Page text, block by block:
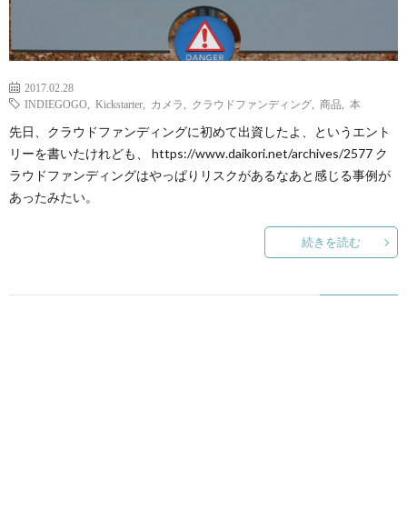
2017.02.28
INDIEGOGO
Kickstarter カメラ クラウドファンディング 商品 本
先日、クラウドファンディングに初めて出資したよ、というエント
リーを書いたけれども、 https://www.daikori.net/archives/2577 ク
ラウドファンディングはやっぱりリスクがあるなあと感じる事例が
あったみたい。
続きを読む